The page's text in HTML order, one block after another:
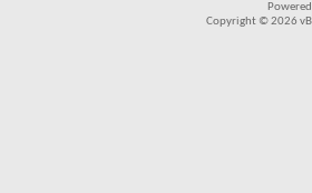
Copyright © 2026